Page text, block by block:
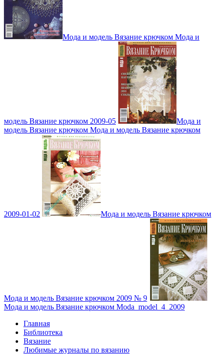
Мода и модель Вязание крючком Мода и
модель Вязание крючком 2009-05
Мода и
модель Вязание крючком Мода и модель Вязание крючком
2009-01-02 Мода и модель Вязание крючком
Мода и модель Вязание крючком 2009 № 9
Мода и модель Вязание крючком Moda_model_4_2009
Главная
Библиотека
Вязание
Любимые журналы по вязанию